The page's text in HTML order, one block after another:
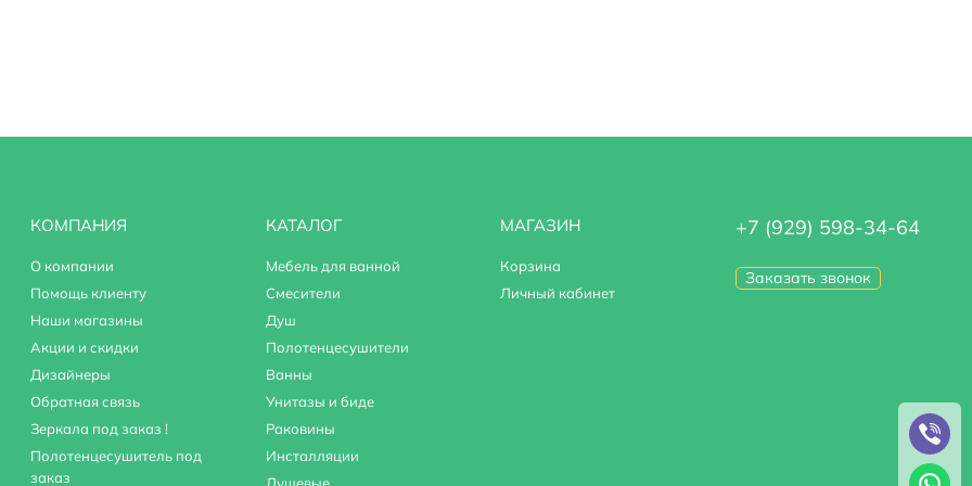
КОМПАНИЯ
О компании
Помощь клиенту
Наши магазины
Акции и скидки
Дизайнеры
Обратная связь
Зеркала под заказ !
Полотенцесушитель под
заказ
КАТАЛОГ
Мебель для ванной
Смесители
Душ
Полотенцесушители
Ванны
Унитазы и биде
Раковины
Инсталляции
МАГАЗИН
Корзина
Личный кабинет
+7 (929) 598-34-64
Заказать звонок